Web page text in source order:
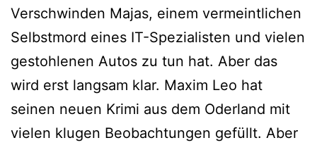
Verschwinden Majas, einem vermeintlichen
Selbstmord eines IT-Spezialisten und vielen
gestohlenen Autos zu tun hat. Aber das
wird erst langsam klar. Maxim Leo hat
seinen neuen Krimi aus dem Oderland mit
vielen klugen Beobachtungen gefüllt. Aber